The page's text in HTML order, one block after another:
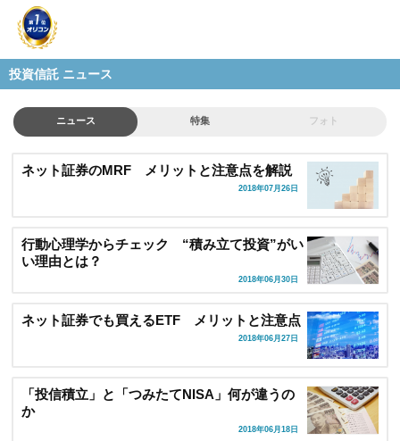
投資信託 ニュース
ニュース 特集 フォト
ネット証券のMRF メリットと注意点を解説
2018年07月26日
行動心理学からチェック “積み立て投資”がい
い理由とは？
2018年06月30日
ネット証券でも買えるETF メリットと注意点
2018年06月27日
「投信積立」と「つみたてNISA」何が違うの
か
2018年06月18日